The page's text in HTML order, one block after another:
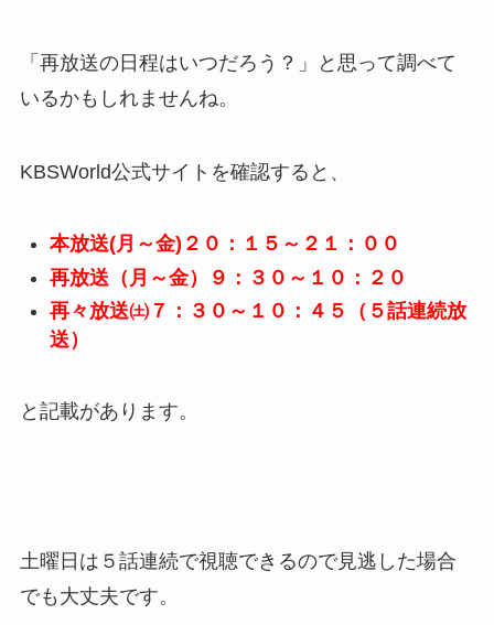
「再放送の日程はいつだろう？」と思って調べて
いるかもしれませんね。
KBSWorld公式サイトを確認すると、
本放送(月～金)２０：１５～２１：００
再放送（月～金）９：３０～１０：２０
再々放送㈯７：３０～１０：４５（５話連続放
送）
と記載があります。
土曜日は５話連続で視聴できるので見逃した場合
でも大丈夫です。